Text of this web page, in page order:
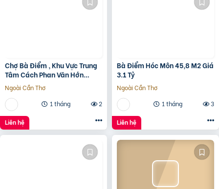
Chợ Bà Điểm , Khu Vực Trung
Tâm Cách Phan Văn Hớn
100m
Ngoài Cần Thơ
1 tháng
2
Liên hệ
Bà Điểm Hóc Môn 45,8 M2 Giá
3.1 Tỷ
Ngoài Cần Thơ
1 tháng
3
Liên hệ